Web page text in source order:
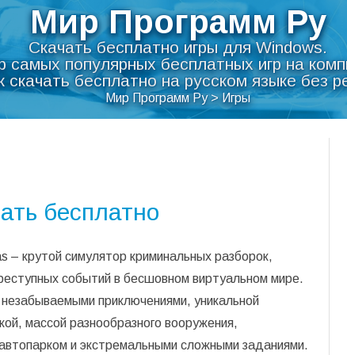
Мир Программ Ру
Скачать бесплатно игры для Windows.
самых популярных бесплатных игр на
скачать бесплатно на русском языке без
Мир Программ Ру> Игры
бесплатно
– крутой симулятор криминальных разборок,
событий в бесшовном виртуальном мире.
незабываемыми приключениями, уникальной
массой разнообразного вооружения,
и экстремальными сложными заданиями.